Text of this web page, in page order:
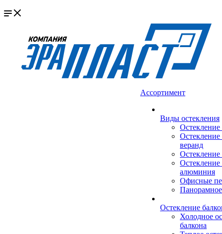
Ассортимент
Виды остекления
Остекление
Остекление
веранд
Остекление
Остекление
алюминия
Офисные
Остекление
Холодное
балкона